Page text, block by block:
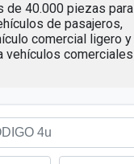
de 40.000 piezas para
de pasajeros,
comercial ligero y
vehículos comerciales